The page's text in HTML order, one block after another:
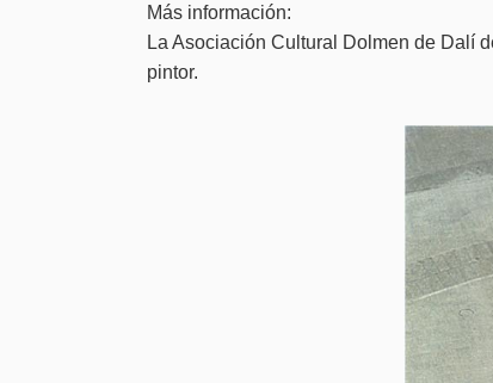
Más información:
La Asociación Cultural Dolmen de Dalí
pintor.